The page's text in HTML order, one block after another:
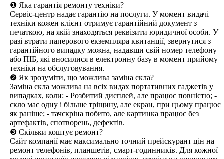
❶ Яка гарантія ремонту техніки?
Сервіс-центр надає гарантію на послуги. У момент видачі
техніки кожен клієнт отримує гарантійний документ з
печаткою, на якій знаходяться реквізити юридичної особи. У
разі втрати паперового екземпляра квитанції, звернутися з
гарантійного випадку можна, надавши свій номер телефону
або ПІБ, які вносилися в електронну базу в момент прийому
техніки на обслуговування.
❷ Як зрозуміти, що можлива заміна скла?
Заміна скла можлива на всіх видах портативних гаджетів у
випадках, коли: - Розбитий дисплей, але працює повністю; -
скло має одну і більше тріщину, але екран, при цьому працює
як раніше; - тачскріна побито, але картинка працює без
артефактів, спотворень, дефектів.
❸ Скільки коштує ремонт?
Сайт компанії має максимально точний прейскурант цін на
ремонт телефонів, планшетів, смарт-годинників. Для кожної